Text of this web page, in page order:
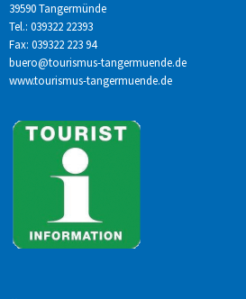
39590 Tangermünde
Tel.: 039322 22393
Fax: 039322 223 94
buero@tourismus-tangermuende.de
www.tourismus-tangermuende.de